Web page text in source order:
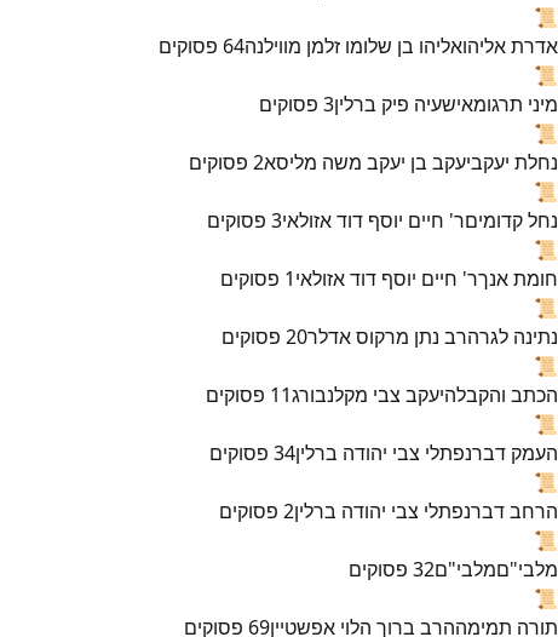
📜
אדרת אליהואליהו בן שלומו זלמן מווילנה64 פסוקים
📜
מיני תרגומאישעיה פיק ברלין3 פסוקים
📜
נחלת יעקביעקב בן יעקב משה מליסא2 פסוקים
📜
נחל קדומיםר' חיים יוסף דוד אזולאי3 פסוקים
📜
חומת אנךר' חיים יוסף דוד אזולאי1 פסוקים
📜
נתינה לגרהרב נתן מרקוס אדלר20 פסוקים
📜
הכתב והקבלהיעקב צבי מקלנבורג11 פסוקים
📜
העמק דברנפתלי צבי יהודה ברלין34 פסוקים
📜
הרחב דברנפתלי צבי יהודה ברלין2 פסוקים
📜
מלבי"םמלבי"ם32 פסוקים
📜
תורה תמימההרב ברוך הלוי אפשטיין69 פסוקים